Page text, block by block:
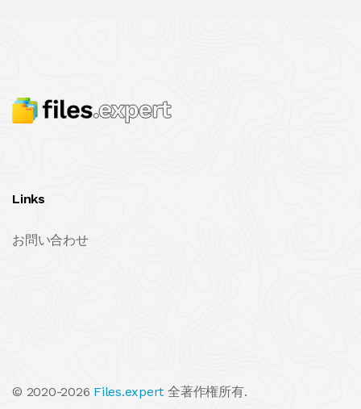
Links
お問い合わせ
© 2020-2026 Files.expert 全著作権所有.